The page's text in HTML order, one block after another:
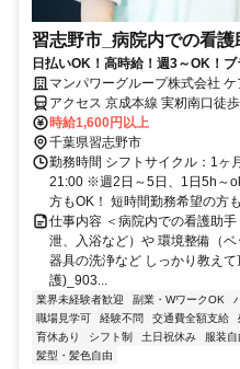
習志野市_病院内での看
日払いOK！高時給！週3～OK！
ミドル世代も多数活躍中♪
マンパワーグループ株式会社
アクセス 京成本線 実籾南口徒
31分、京成本線 八千代台西口
先による）
時給1,600円以上
千葉県習志野市
勤務時間 シフトサイクル：1ヶ
21:00 ※週2日～5日、1日5h～
方もOK！ 短時間勤務希望の方
仕事内容 ＜病院内での看護助
泄、入浴など）や 環境整備（
器具の洗浄など しっかり教え
護)_903...
業界未経験者歓迎 副業・WワークOK
職場見学可
経験不問 交通費全額支給
育休あり
シフト制 土日祝休み 服装自
髪型・髪色自由